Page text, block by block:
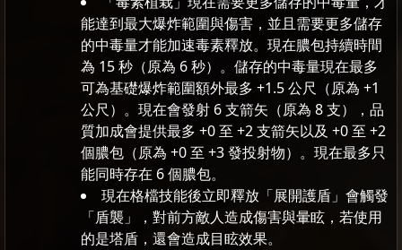
能達到最大爆炸範圍與傷害，並且需要更多儲存
的中毒量才能加速毒素釋放。現在膿包持續時間
為 15 秒（原為 6 秒）。儲存的中毒量現在最多
可為基礎爆炸範圍額外最多 +1.5 公尺（原為 +1
公尺）。現在會發射 6 支箭矢（原為 8 支），品
質加成會提供最多 +0 至 +2 支箭矢以及 +0 至 +2
個膿包（原為 +0 至 +3 發投射物）。現在最多只
能同時存在 6 個膿包。
現在格檔技能後立即釋放「展開護盾」會觸發
「盾襲」，對前方敵人造成傷害與暈眩，若使用
的是塔盾，還會造成目眩效果。